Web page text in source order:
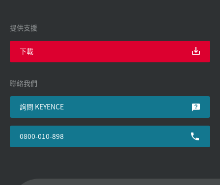
提供支援
下載
聯絡我們
詢問 KEYENCE
0800-010-898